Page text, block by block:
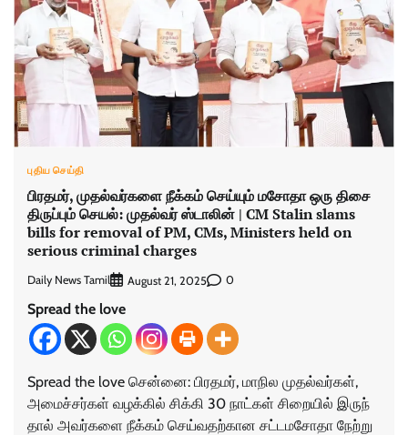
புதிய செய்தி
பிரதமர், முதல்வர்களை நீக்கம் செய்யும் மசோதா ஒரு திசை
திருப்பும் செயல்: முதல்வர் ஸ்டாலின் | CM Stalin slams
bills for removal of PM, CMs, Ministers held on
serious criminal charges
Daily News Tamil August 21, 2025 0
Spread the love
Spread the love சென்னை: பிரதமர், மாநில முதல்​வர்​கள்,
அமைச்​சர்​கள் வழக்​கில் சிக்கி 30 நாட்​கள் சிறை​யில் இருந்​
தால் அவர்களை நீக்​கம் செய்​வதற்​கான சட்​டமசோதா நேற்று